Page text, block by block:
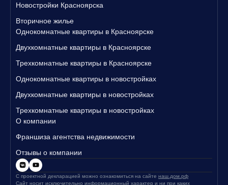
Новостройки Красноярска
Вторичное жилье
Однокомнатные квартиры в Красноярске
Двухкомнатные квартиры в Красноярске
Трехкомнатные квартиры в Красноярске
Однокомнатные квартиры в новостройках
Двухкомнатные квартиры в новостройках
Трехкомнатные квартиры в новостройках
О компании
Франшиза агентства недвижимости
Отзывы о компании
С проектной декларацией можно ознакомиться на сайте наш.дом.рф
Сайт носит исключительно информационный характер и ни при каких